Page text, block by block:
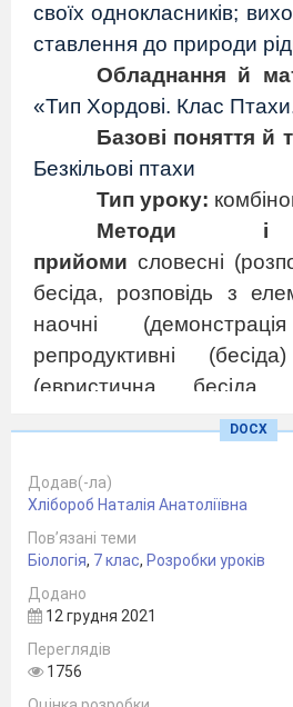
своїх однокласників;
ставлення до природи
Обладнання й
«Тип Хордові. Клас
Базові поняття й
Безкільові птахи
Тип уроку:
Методи і
прийоми словесні
бесіда, розповідь з
наочні
репродуктивні
(евристична
розв’язування
I.
Організаційний
Привітання вчителя
готовності до уроку.
матеріалів теми
Вибірковий диктант
1. Зародок
DOCX
Додав(-ла)
Хлібороб Наталія Анатоліївна
Пов’язані теми
Біологія, 7 клас, Розробки уроків
Додано
12 грудня 2021
Переглядів
1756